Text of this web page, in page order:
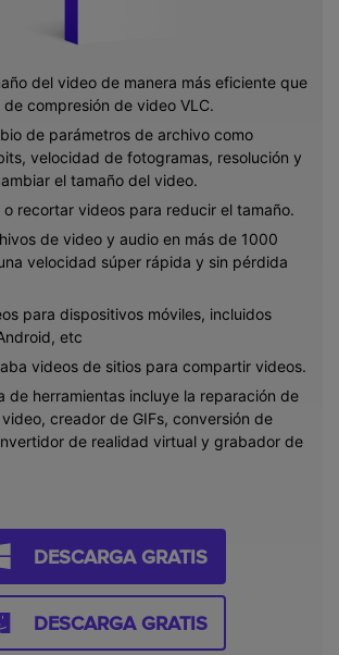
del video de manera más eficiente que
de compresión de video VLC.
de parámetros de archivo como
velocidad de fotogramas, resolución y
el tamaño del video.
recortar videos para reducir el tamaño.
de video y audio en más de 1000
velocidad súper rápida y sin pérdida
para dispositivos móviles, incluidos
etc
videos de sitios para compartir videos.
de herramientas incluye la reparación de
creador de GIFs, conversión de
de realidad virtual y grabador de
DESCARGA GRATIS
DESCARGA GRATIS